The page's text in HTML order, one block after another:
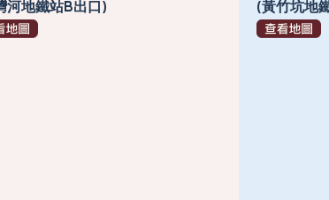
河地鐵站B出口)
(黃竹坑地